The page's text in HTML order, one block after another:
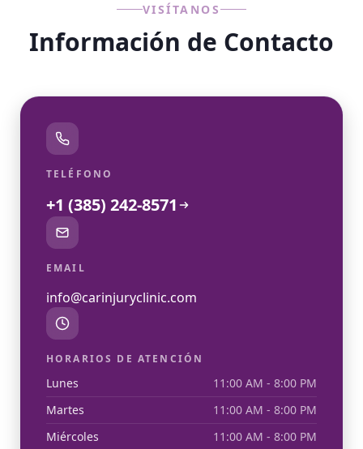
VISÍTANOS
Información de Contacto
TELÉFONO
+1 (385) 242-8571
EMAIL
info@carinjuryclinic.com
HORARIOS DE ATENCIÓN
Lunes
11:00 AM - 8:00 PM
Martes
11:00 AM - 8:00 PM
Miércoles
11:00 AM - 8:00 PM